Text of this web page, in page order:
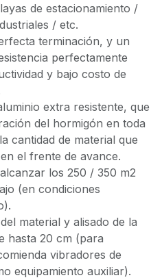
de estacionamiento /
/ etc.
terminación, y un
perfectamente
y bajo costo de
extra resistente, que
del hormigón en toda
cantidad de material que
el frente de avance.
los 250 / 350 m2
(en condiciones
material y alisado de la
hasta 20 cm (para
vibradores de
equipamiento auxiliar).